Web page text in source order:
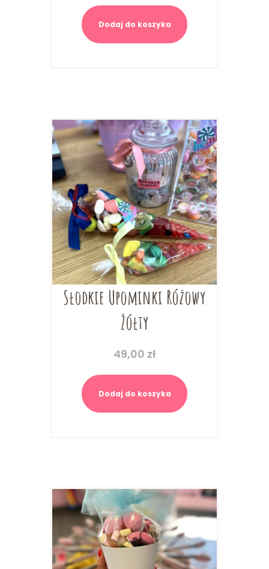
Dodaj do koszyka
Słodkie Upominki Różowy
Żółty
49,00 zł
Dodaj do koszyka